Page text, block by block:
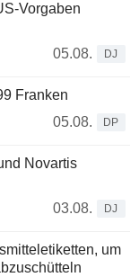
Vorgaben
05.08.
DJ
Franken
05.08.
DP
Novartis
03.08.
DJ
um